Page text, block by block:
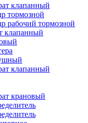
клапанный
тормозной
рабочий тормозной
клапанный
клапанный
крановый